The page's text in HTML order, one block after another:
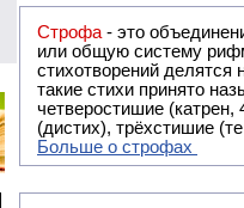
Строфа - это объединение двух
или общую систему рифм, и регулярно или периодически
стихотворений делятся на строфы и т.о. являются строфическими.
такие стихи принято называть астрофическими. Самая популярная строфа в русской поэзии -
четверостишие
(дистих), трёхстишие
Больше о строфах